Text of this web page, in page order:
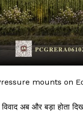
mounts on
अब और बड़ा होता दिख